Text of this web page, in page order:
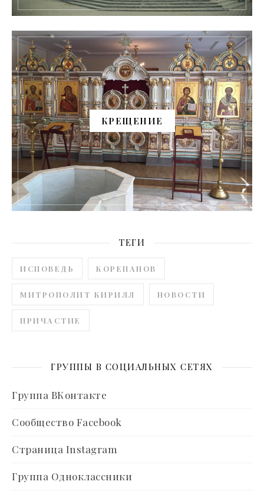
КРЕЩЕНИЕ
ТЕГИ
ИСПОВЕДЬ КОРЕПАНОВ
МИТРОПОЛИТ КИРИЛЛ НОВОСТИ
ПРИЧАСТИЕ
ГРУППЫ В СОЦИАЛЬНЫХ СЕТЯХ
Группа ВКонтакте
Сообщество Facebook
Страница Instagram
Группа Одноклассники